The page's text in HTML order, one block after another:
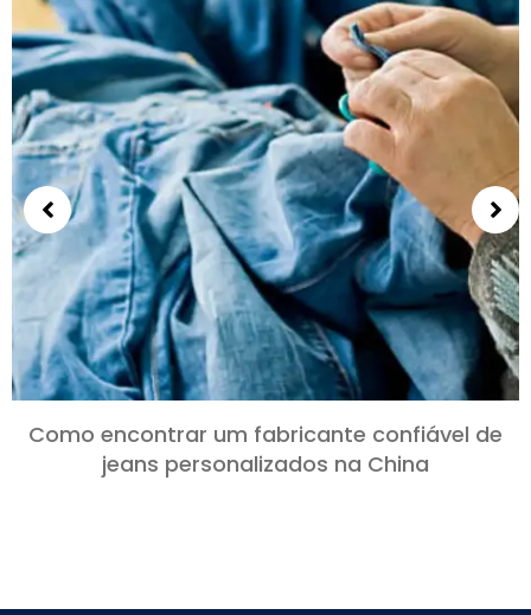
Como encontrar um fabricante confiável de
jeans personalizados na China